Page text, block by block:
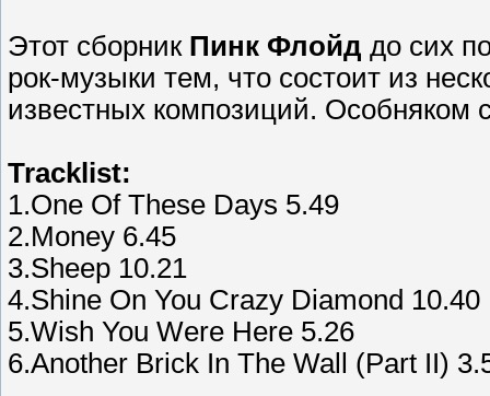
Этот сборник Пинк Флойд до сих
рок-музыки тем, что состоит из
известных композиций. Особняком
Tracklist:
1.One Of These Days 5.49
2.Money 6.45
3.Sheep 10.21
4.Shine On You Crazy Diamond 10.40
5.Wish You Were Here 5.26
6.Another Brick In The Wall (Part II)